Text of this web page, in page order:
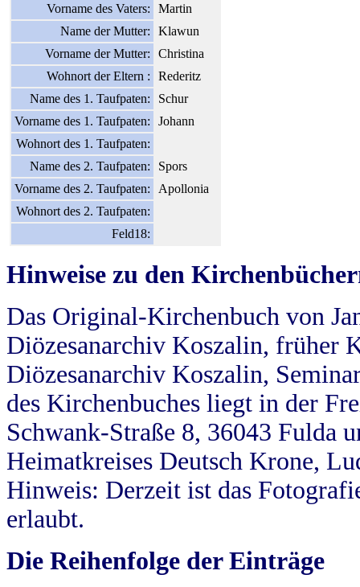
Vorname des Vaters:
Martin
Name der Mutter:
Klawun
Vorname der Mutter:
Christina
Wohnort der Eltern :
Rederitz
Name des 1. Taufpaten:
Schur
Vorname des 1. Taufpaten:
Johann
Wohnort des 1. Taufpaten:
Name des 2. Taufpaten:
Spors
Vorname des 2. Taufpaten:
Apollonia
Wohnort des 2. Taufpaten:
Feld18:
Hinweise zu den
Das Original-Kirchenbuch von
Diözesanarchiv Koszalin, früher
Diözesanarchiv Koszalin,
des Kirchenbuches liegt in der
Schwank-Straße 8, 36043 Fulda
Heimatkreises Deutsch Krone,
Hinweis: Derzeit ist das
erlaubt.
Die Reihenfolge der Einträge